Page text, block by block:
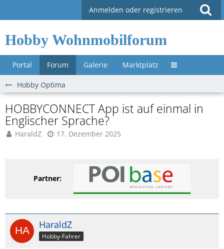
Anmelden oder registrieren
Hobby Wohnmobilforum
Portal Forum Galerie Marktplatz Untermenü »
Hobby Optima
HOBBYCONNECT App ist auf einmal in
Englischer Sprache?
HaraldZ 17. Dezember 2025
Partner:
HaraldZ
Hobby-Fahrer